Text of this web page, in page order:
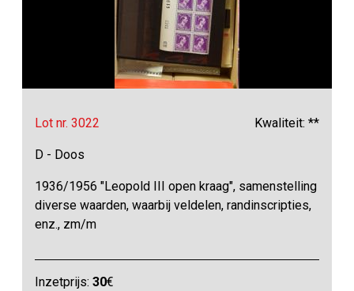
Lot nr. 3022 Kwaliteit: **
D - Doos
1936/1956 "Leopold III open kraag", samenstelling
diverse waarden, waarbij veldelen, randinscripties,
enz., zm/m
Inzetprijs:30€